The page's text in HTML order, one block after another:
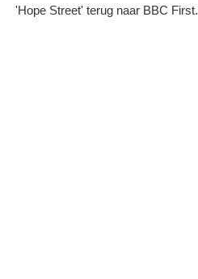
'Hope Street' terug naar BBC First.